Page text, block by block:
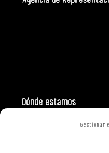
Gestionar
Dónde estamos
Polign. Ind. Costa Vella